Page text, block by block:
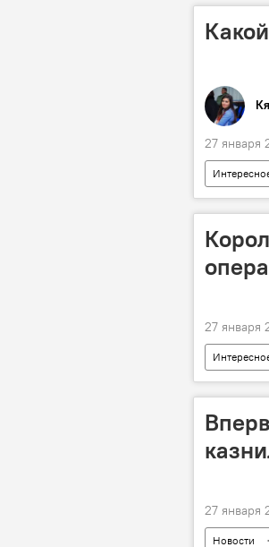
27 января
Россия
27 января
27 января
Новости